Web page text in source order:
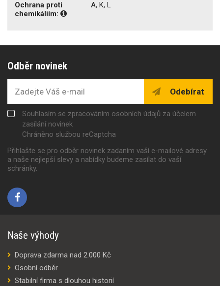
Ochrana proti
chemikáliím:
A, K, L
Odběr novinek
Odebírat
Souhlasím se zpracováním osobních údajů za účelem
zasílání novinek
Chráněno službou reCaptcha
Přihlašte se pro odběr novinek zadaním vaší e-mailové adresy
a naše nejlepší slevy a nabídky budeme zasílat do vaší
schránky.
Naše výhody
Doprava zdarma nad 2.000 Kč
Osobní odběr
Stabilní firma s dlouhou historií